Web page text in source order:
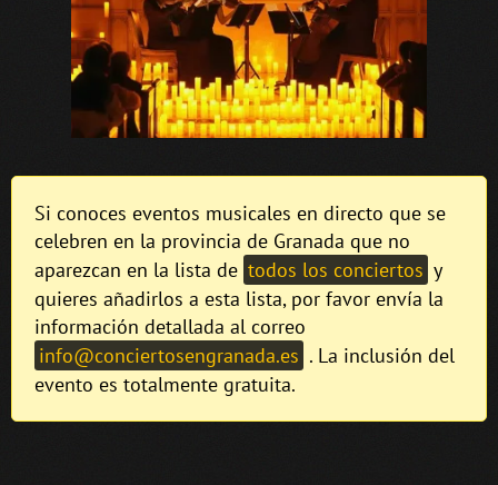
Si conoces eventos musicales en directo que se
celebren en la provincia de Granada que no
aparezcan en la lista de todos los conciertos y
quieres añadirlos a esta lista, por favor envía la
información detallada al correo
info@conciertosengranada.es . La inclusión del
evento es totalmente gratuita.